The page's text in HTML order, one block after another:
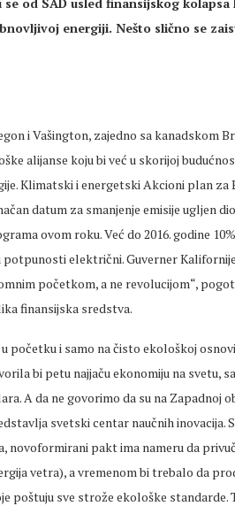
energiji. Nešto slično se
i Vašington, zajedno sa kanadskom
alijanse koju bi već u skorijoj
Klimatski i energetski Akcioni plan za
datum za smanjenje emisije ugljen
ovom roku. Već do 2016. godine
električni. Guverner
početkom, a ne revolucijom“,
finansijska sredstva.
početku i samo na čisto ekološkoj
bi petu najjaču ekonomiju na svetu,
A da ne govorimo da su na Zapadnoj
svetski centar naučnih inovacija.
novoformirani pakt ima nameru da
vetra), a vremenom bi trebalo da
poštuju sve strože ekološke standarde.